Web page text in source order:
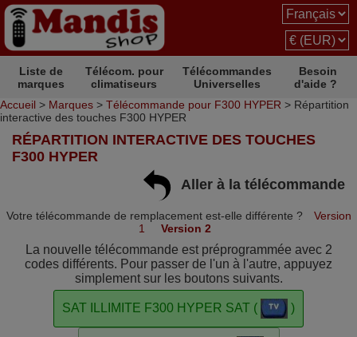
Liste de
marques
Télécom. pour
climatiseurs
Télécommandes
Universelles
Besoin
d'aide ?
Accueil > Marques > Télécommande pour F300 HYPER > Répartition
interactive des touches F300 HYPER
RÉPARTITION INTERACTIVE DES TOUCHES
F300 HYPER
Aller à la télécommande
Votre télécommande de remplacement est-elle différente ?
Version
1
Version 2
La nouvelle télécommande est préprogrammée avec 2
codes différents. Pour passer de l'un à l'autre, appuyez
simplement sur les boutons suivants.
SAT ILLIMITE F300 HYPER SAT ( )